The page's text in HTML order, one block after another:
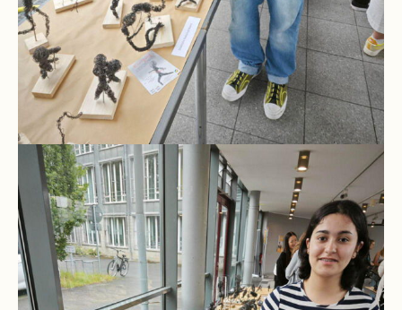
Wahlpflichtunterricht
ab
Kl.
Was
Organisatorisches
Terminplan